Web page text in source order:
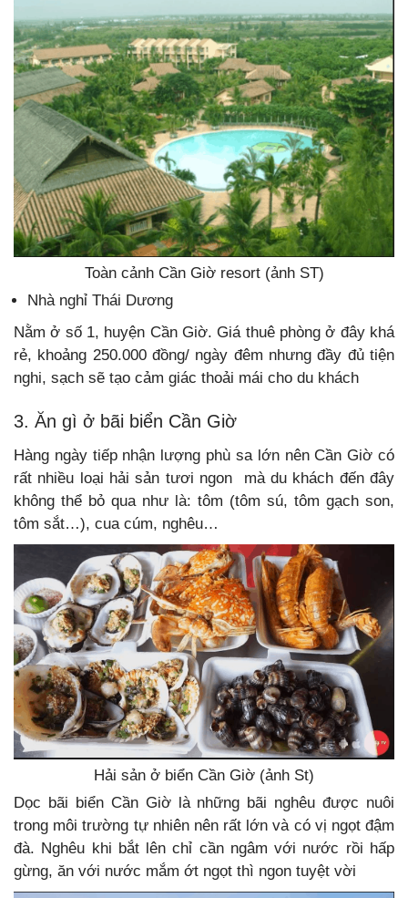
Toàn cảnh Cần Giờ resort (ảnh ST)
Nhà nghỉ Thái Dương
Nằm ở số 1, huyện Cần Giờ. Giá thuê phòng ở đây khá
rẻ, khoảng 250.000 đồng/ ngày đêm nhưng đầy đủ tiện
nghi, sạch sẽ tạo cảm giác thoải mái cho du khách
3. Ăn gì ở bãi biển Cần Giờ
Hàng ngày tiếp nhận lượng phù sa lớn nên Cần Giờ có
rất nhiều loại hải sản tươi ngon mà du khách đến đây
không thể bỏ qua như là: tôm (tôm sú, tôm gạch son,
tôm sắt…), cua cúm, nghêu…
Hải sản ở biển Cần Giờ (ảnh St)
Dọc bãi biển Cần Giờ là những bãi nghêu được nuôi
trong môi trường tự nhiên nên rất lớn và có vị ngọt đậm
đà. Nghêu khi bắt lên chỉ cần ngâm với nước rồi hấp
gừng, ăn với nước mắm ớt ngọt thì ngon tuyệt vời